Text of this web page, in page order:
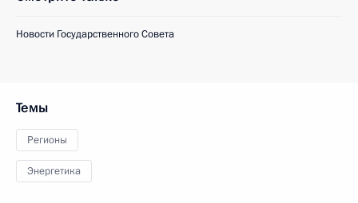
Новости Государственного Совета
Темы
Регионы
Энергетика